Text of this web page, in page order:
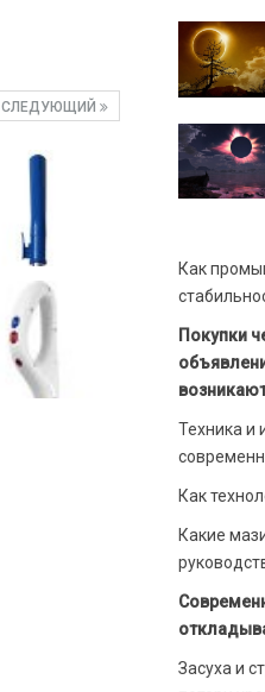
СЛЕДУЮЩИЙ
Как
Покупки
Техника и
Как
Какие
Засуха и